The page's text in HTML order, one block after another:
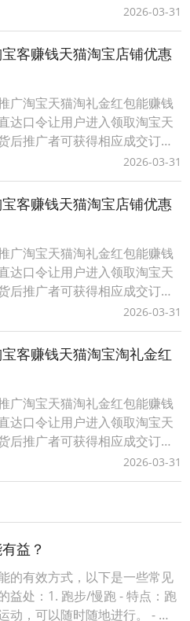
唯一性、可长期有效性，适合
户复用、复购获得长期收益。
淘客推广淘宝天猫红包活动结
情况下可随时更换新的活动不
2026-03-31
客赚钱天猫淘宝店铺优惠
广淘宝天猫淘礼金红包能赚钱
达口令让用户进入领取淘宝天
后推广者可获得相应成交订单
唯一性、可长期有效性，适合
户复用、复购获得长期收益。
淘客推广淘宝天猫红包活动结
情况下可随时更换新的活动不
2026-03-31
客赚钱天猫淘宝店铺优惠
广淘宝天猫淘礼金红包能赚钱
达口令让用户进入领取淘宝天
后推广者可获得相应成交订单
唯一性、可长期有效性，适合
户复用、复购获得长期收益。
淘客推广淘宝天猫红包活动结
情况下可随时更换新的活动不
2026-03-31
客赚钱天猫淘宝淘礼金红
广淘宝天猫淘礼金红包能赚钱
达口令让用户进入领取淘宝天
后推广者可获得相应成交订单
唯一性、可长期有效性，适合
户复用、复购获得长期收益。
淘客推广淘宝天猫红包活动结
况下可随时更换新的活动不
2026-03-31
益？
的有效方式，以下是一些常见
益处：1. 跑步/慢跑 - 特点：跑
动，可以随时随地进行。 - 好